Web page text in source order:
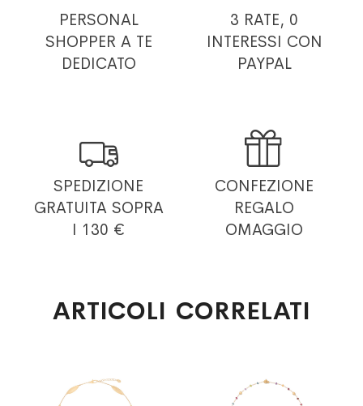
PERSONAL
SHOPPER A TE
DEDICATO
3 RATE, 0
INTERESSI CON
PAYPAL

SPEDIZIONE
GRATUITA SOPRA
I 130 €

CONFEZIONE
REGALO
OMAGGIO
ARTICOLI CORRELATI